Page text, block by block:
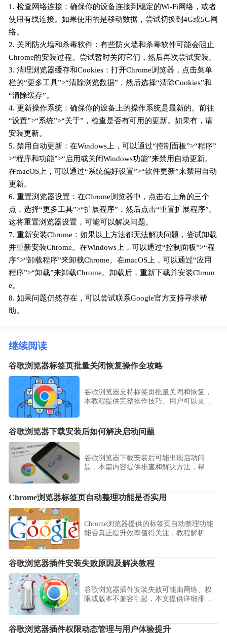
1. 检查网络连接：确保你的设备连接到稳定的Wi-Fi网络，或者
使用有线连接。如果使用的是移动数据，尝试切换到4G或5G网
络。
2. 关闭防火墙和杀毒软件：有些防火墙和杀毒软件可能会阻止
Chrome的安装过程。尝试暂时关闭它们，然后再次尝试安装。
3. 清理浏览器缓存和Cookies：打开Chrome浏览器，点击菜单
栏的“更多工具”>“清除浏览数据”，然后选择“清除Cookies”和
“清除缓存”。
4. 更新操作系统：确保你的设备上的操作系统是最新的。前往
“设置”>“系统”>“关于”，检查是否有可用的更新。如果有，请
安装更新。
5. 禁用自动更新：在Windows上，可以通过“控制面板”>“程序”
>“程序和功能”>“启用或关闭Windows功能”来禁用自动更新。
在macOS上，可以通过“系统偏好设置”>“软件更新”来禁用自动
更新。
6. 重置浏览器设置：在Chrome浏览器中，点击右上角的三个
点，选择“更多工具”>“扩展程序”，然后点击“重置扩展程序”。
这将重置浏览器设置，可能可以解决问题。
7. 重新安装Chrome：如果以上方法都无法解决问题，尝试卸载
并重新安装Chrome。在Windows上，可以通过“控制面板”>“程
序”>“卸载程序”来卸载Chrome。在macOS上，可以通过“应用
程序”>“卸载”来卸载Chrome。卸载后，重新下载并安装Chrom
e。
8. 如果问题仍然存在，可以尝试联系Google官方支持寻求帮
助。
继续阅读
谷歌浏览器标签页批量关闭恢复操作全攻略
谷歌浏览器支持标签页批量关闭和恢复，
本教程提供完整操作技巧。用户可以灵活
谷歌浏览器下载安装后如何解决启动问题
谷歌浏览器下载安装后可能出现启动问
题，本篇内容提供排查和解决方法，帮助
Chrome浏览器标签页自动整理功能是否实用
Chrome浏览器提供的标签页自动整理功能
能否真正提升效率值得关注，教程解析实
谷歌浏览器插件安装失败原因及解决教程
谷歌浏览器插件安装失败可能由网络、权
限或版本不兼容引起，本文提供详细排查
谷歌浏览器插件权限动态管理与用户体验提升